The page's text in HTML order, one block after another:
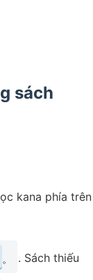
sách
kana phía trên
。 . Sách thiếu